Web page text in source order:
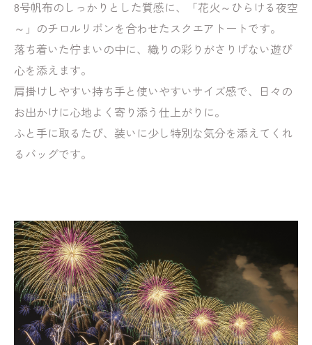
8号帆布のしっかりとした質感に、「花火～ひらける夜空
～」のチロルリボンを合わせたスクエアトートです。
落ち着いた佇まいの中に、織りの彩りがさりげない遊び
心を添えます。
肩掛けしやすい持ち手と使いやすいサイズ感で、日々の
お出かけに心地よく寄り添う仕上がりに。
ふと手に取るたび、装いに少し特別な気分を添えてくれ
るバッグです。